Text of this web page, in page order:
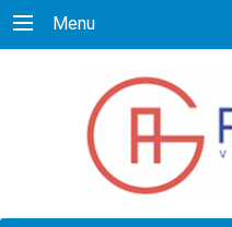
Menu